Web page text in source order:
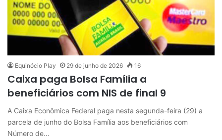
Equinócio Play 29 de junho de 2026 16
Caixa paga Bolsa Família a
beneficiários com NIS de final 9
A Caixa Econômica Federal paga nesta segunda-feira (29) a
parcela de junho do Bolsa Família aos beneficiários com
Número de…